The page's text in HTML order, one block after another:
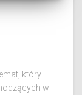
który
w